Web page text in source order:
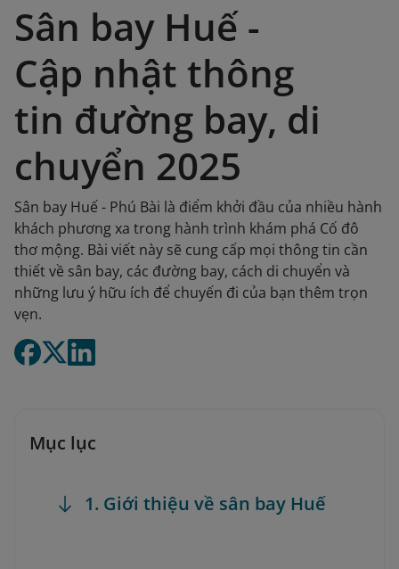
Sân bay Huế -
Cập nhật thông
tin đường bay, di
chuyển 2025
Sân bay Huế - Phú Bài là điểm khởi đầu của nhiều hành
khách phương xa trong hành trình khám phá Cố đô
thơ mộng. Bài viết này sẽ cung cấp mọi thông tin cần
thiết về sân bay, các đường bay, cách di chuyển và
những lưu ý hữu ích để chuyến đi của bạn thêm trọn
vẹn.
Mục lục
1. Giới thiệu về sân bay Huế